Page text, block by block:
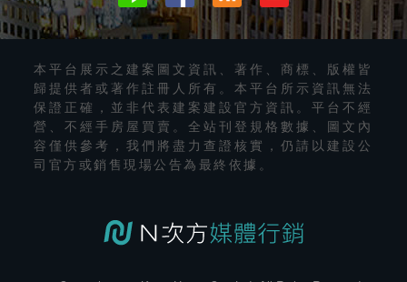
本平台展示之建案圖文資訊、著作、商標、版權皆
歸提供者或著作註冊人所有。本平台所示資訊無法
保證正確，並非代表建案建設官方資訊。平台不經
營、不經手房屋買賣。全站刊登規格數據、圖文內
容僅供參考，我們將盡力查證核實，仍請以建設公
司官方或銷售現場公告為最終依據。